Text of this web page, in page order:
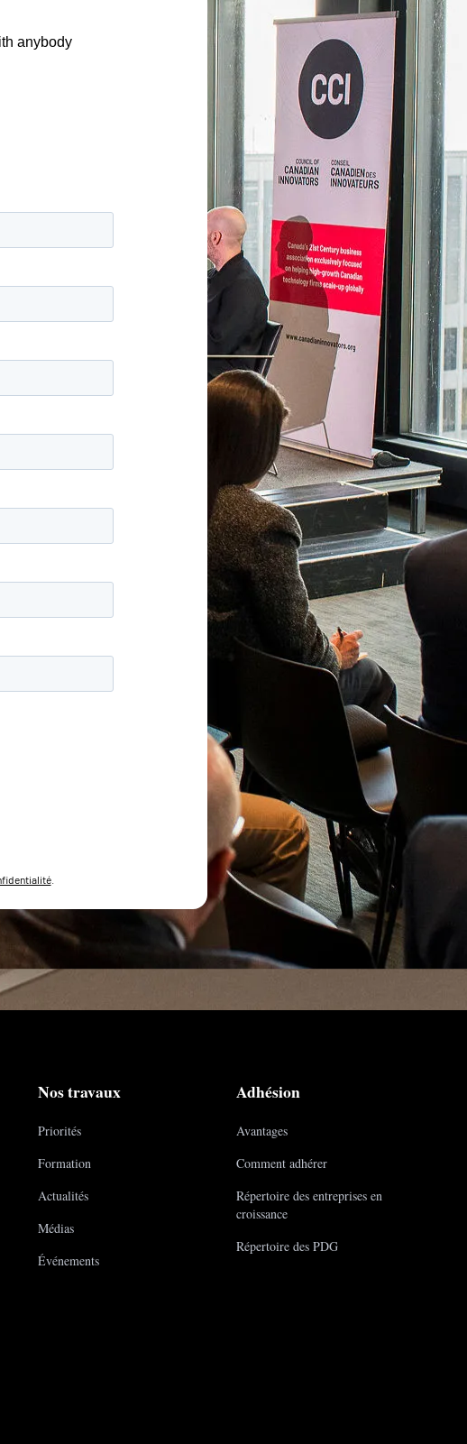
.
Nos travaux
Priorités
Formation
Actualités
Médias
Événements
Adhésion
Avantages
Comment adhérer
Répertoire des entreprises en
croissance
Répertoire des PDG